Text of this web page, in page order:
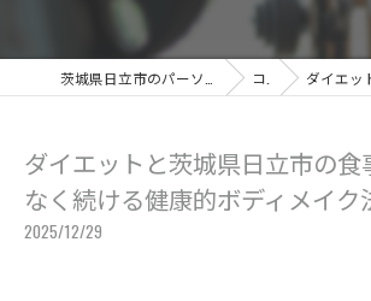
コラム ダイエットと茨城県日立
ダイエットと茨城県日立市の
なく続ける健康的ボディメイク
2025/12/29